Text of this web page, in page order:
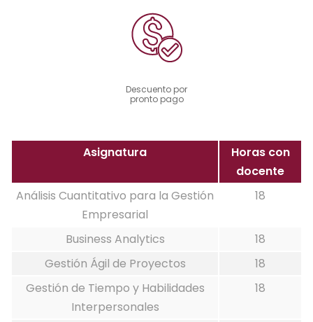
Descuento por
pronto pago
Asignatura
Horas con
docente
Análisis Cuantitativo para la Gestión
Empresarial
18
Business Analytics
18
Gestión Ágil de Proyectos
18
Gestión de Tiempo y Habilidades
Interpersonales
18